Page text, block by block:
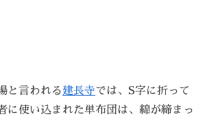
と言われる建長寺では、S字に折って
に使い込まれた単布団は、綿が締まっ